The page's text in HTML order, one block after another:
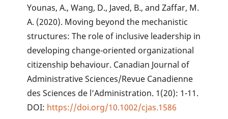
Younas, A., Wang, D., Javed, B., and Zaffar, M.
A. (2020). Moving beyond the mechanistic
structures: The role of inclusive leadership in
developing change-oriented organizational
citizenship behaviour. Canadian Journal of
Administrative Sciences/Revue Canadienne
des Sciences de l’Administration. 1(20): 1-11.
DOI: https://doi.org/10.1002/cjas.1586